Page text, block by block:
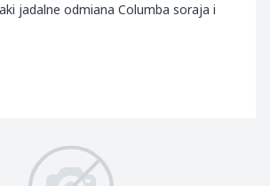
jadalne odmiana Columba soraja i